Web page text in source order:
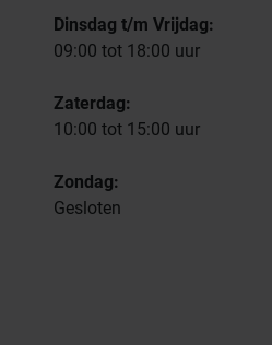
Dinsdag t/m Vrijdag:
09:00 tot 18:00 uur
Zaterdag:
10:00 tot 15:00 uur
Zondag:
Gesloten